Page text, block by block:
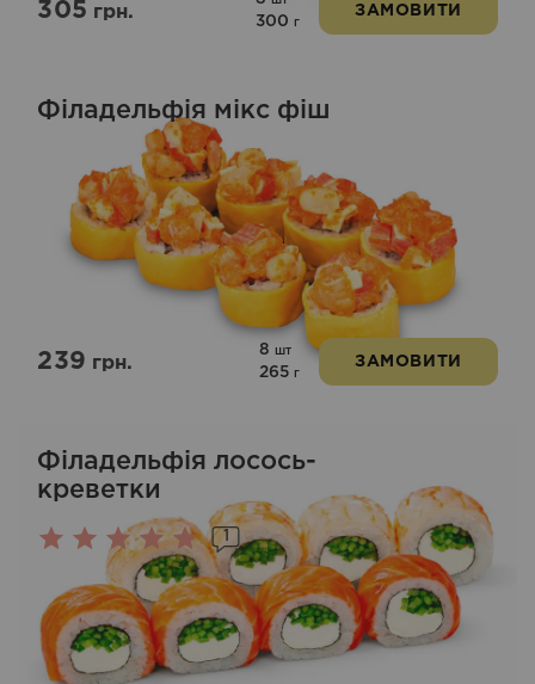
305грн. 300 г
ЗАМОВИТИ
Філадельфія мікс фіш
239грн.
8 шт
265 г
ЗАМОВИТИ
Філадельфія лосось-
креветки
Оцінено
в
5.00
з 5
1